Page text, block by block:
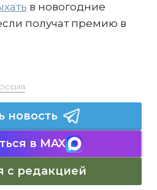
в новогодние
получат премию в
новость
в MAX
с редакцией